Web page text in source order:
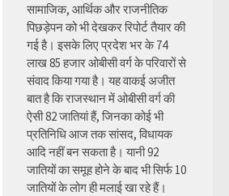
सामाजिक, आर्थिक और राजनीतिक
पिछड़ेपन को भी देखकर रिपोर्ट तैयार की
गई है। इसके लिए प्रदेश भर के 74
लाख 85 हजार ओबीसी वर्ग के परिवारों से
संवाद किया गया है। यह वाकई अजीत
बात है कि राजस्थान में ओबीसी वर्ग की
ऐसी 82 जातियां हैं, जिनका कोई भी
प्रतिनिधि आज तक सांसद, विधायक
आदि नहीं बन सकता है। यानी 92
जातियों का समूह होने के बाद भी सिर्फ 10
जातियों के लोग ही मलाई खा रहे हैं।